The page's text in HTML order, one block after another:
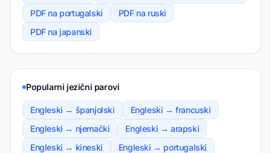
PDF na portugalski
PDF na ruski
PDF na japanski
Popularni jezični parovi
Engleski → španjolski
Engleski → francuski
Engleski → njemački
Engleski → arapski
Engleski → kineski
Engleski → portugalski